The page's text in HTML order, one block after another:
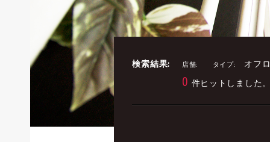
検索結果: 店舗: タイプ: オフ
0 件ヒットしました。